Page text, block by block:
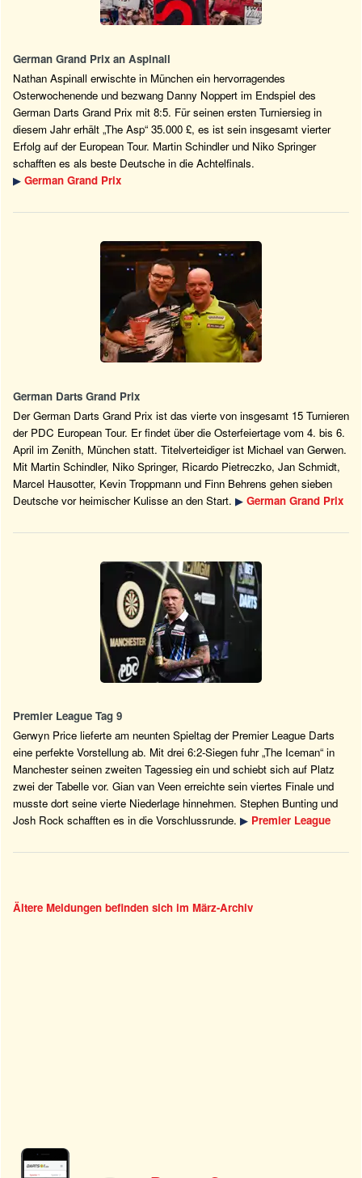
German Grand Prix an Aspinall
Nathan Aspinall erwischte in München ein hervorragendes
Osterwochenende und bezwang Danny Noppert im Endspiel des
German Darts Grand Prix mit 8:5. Für seinen ersten Turniersieg in
diesem Jahr erhält „The Asp“ 35.000 £, es ist sein insgesamt vierter
Erfolg auf der European Tour. Martin Schindler und Niko Springer
schafften es als beste Deutsche in die Achtelfinals.
▶ German Grand Prix
German Darts Grand Prix
Der German Darts Grand Prix ist das vierte von insgesamt 15 Turnieren
der PDC European Tour. Er findet über die Osterfeiertage vom 4. bis 6.
April im Zenith, München statt. Titelverteidiger ist Michael van Gerwen.
Mit Martin Schindler, Niko Springer, Ricardo Pietreczko, Jan Schmidt,
Marcel Hausotter, Kevin Troppmann und Finn Behrens gehen sieben
Deutsche vor heimischer Kulisse an den Start. ▶ German Grand Prix
Premier League Tag 9
Gerwyn Price lieferte am neunten Spieltag der Premier League Darts
eine perfekte Vorstellung ab. Mit drei 6:2-Siegen fuhr „The Iceman“ in
Manchester seinen zweiten Tagessieg ein und schiebt sich auf Platz
zwei der Tabelle vor. Gian van Veen erreichte sein viertes Finale und
musste dort seine vierte Niederlage hinnehmen. Stephen Bunting und
Josh Rock schafften es in die Vorschlussrunde. ▶ Premier League
Ältere Meldungen befinden sich im März-Archiv